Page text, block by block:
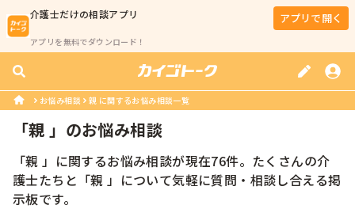
介護士だけの相談アプリ
アプリを無料でダウンロード！
アプリで開く
お悩み相談 親 に関するお悩み相談一覧
「親 」のお悩み相談
「親 」に関するお悩み相談が現在76件。たくさんの介
護士たちと「親 」について気軽に質問・相談し合える掲
示板です。